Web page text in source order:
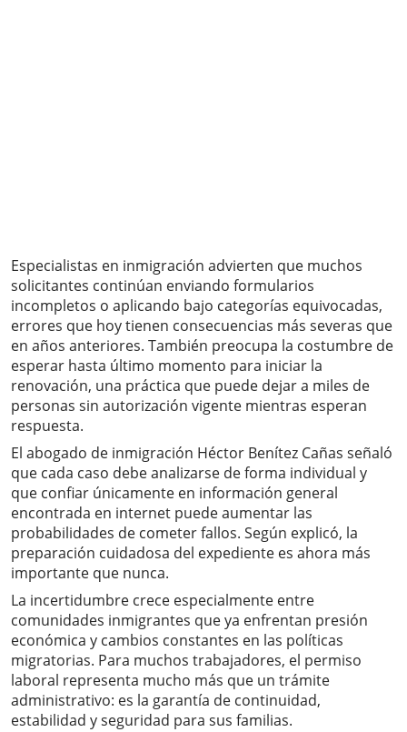
Especialistas en inmigración advierten que muchos
solicitantes continúan enviando formularios
incompletos o aplicando bajo categorías equivocadas,
errores que hoy tienen consecuencias más severas que
en años anteriores. También preocupa la costumbre de
esperar hasta último momento para iniciar la
renovación, una práctica que puede dejar a miles de
personas sin autorización vigente mientras esperan
respuesta.
El abogado de inmigración Héctor Benítez Cañas señaló
que cada caso debe analizarse de forma individual y
que confiar únicamente en información general
encontrada en internet puede aumentar las
probabilidades de cometer fallos. Según explicó, la
preparación cuidadosa del expediente es ahora más
importante que nunca.
La incertidumbre crece especialmente entre
comunidades inmigrantes que ya enfrentan presión
económica y cambios constantes en las políticas
migratorias. Para muchos trabajadores, el permiso
laboral representa mucho más que un trámite
administrativo: es la garantía de continuidad,
estabilidad y seguridad para sus familias.